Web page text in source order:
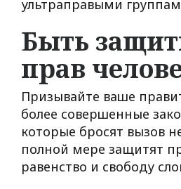
ультраправыми
Быть
прав
Призывайте ваше
более совершенные
которые бросят вызов
полной мере защитят
равенство и свободу